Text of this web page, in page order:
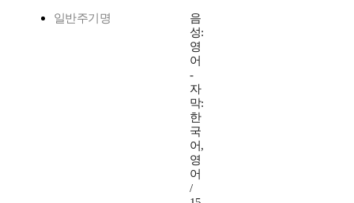
일반주기명
음
성:
영
어
-
자
막:
한
국
어,
영
어
/